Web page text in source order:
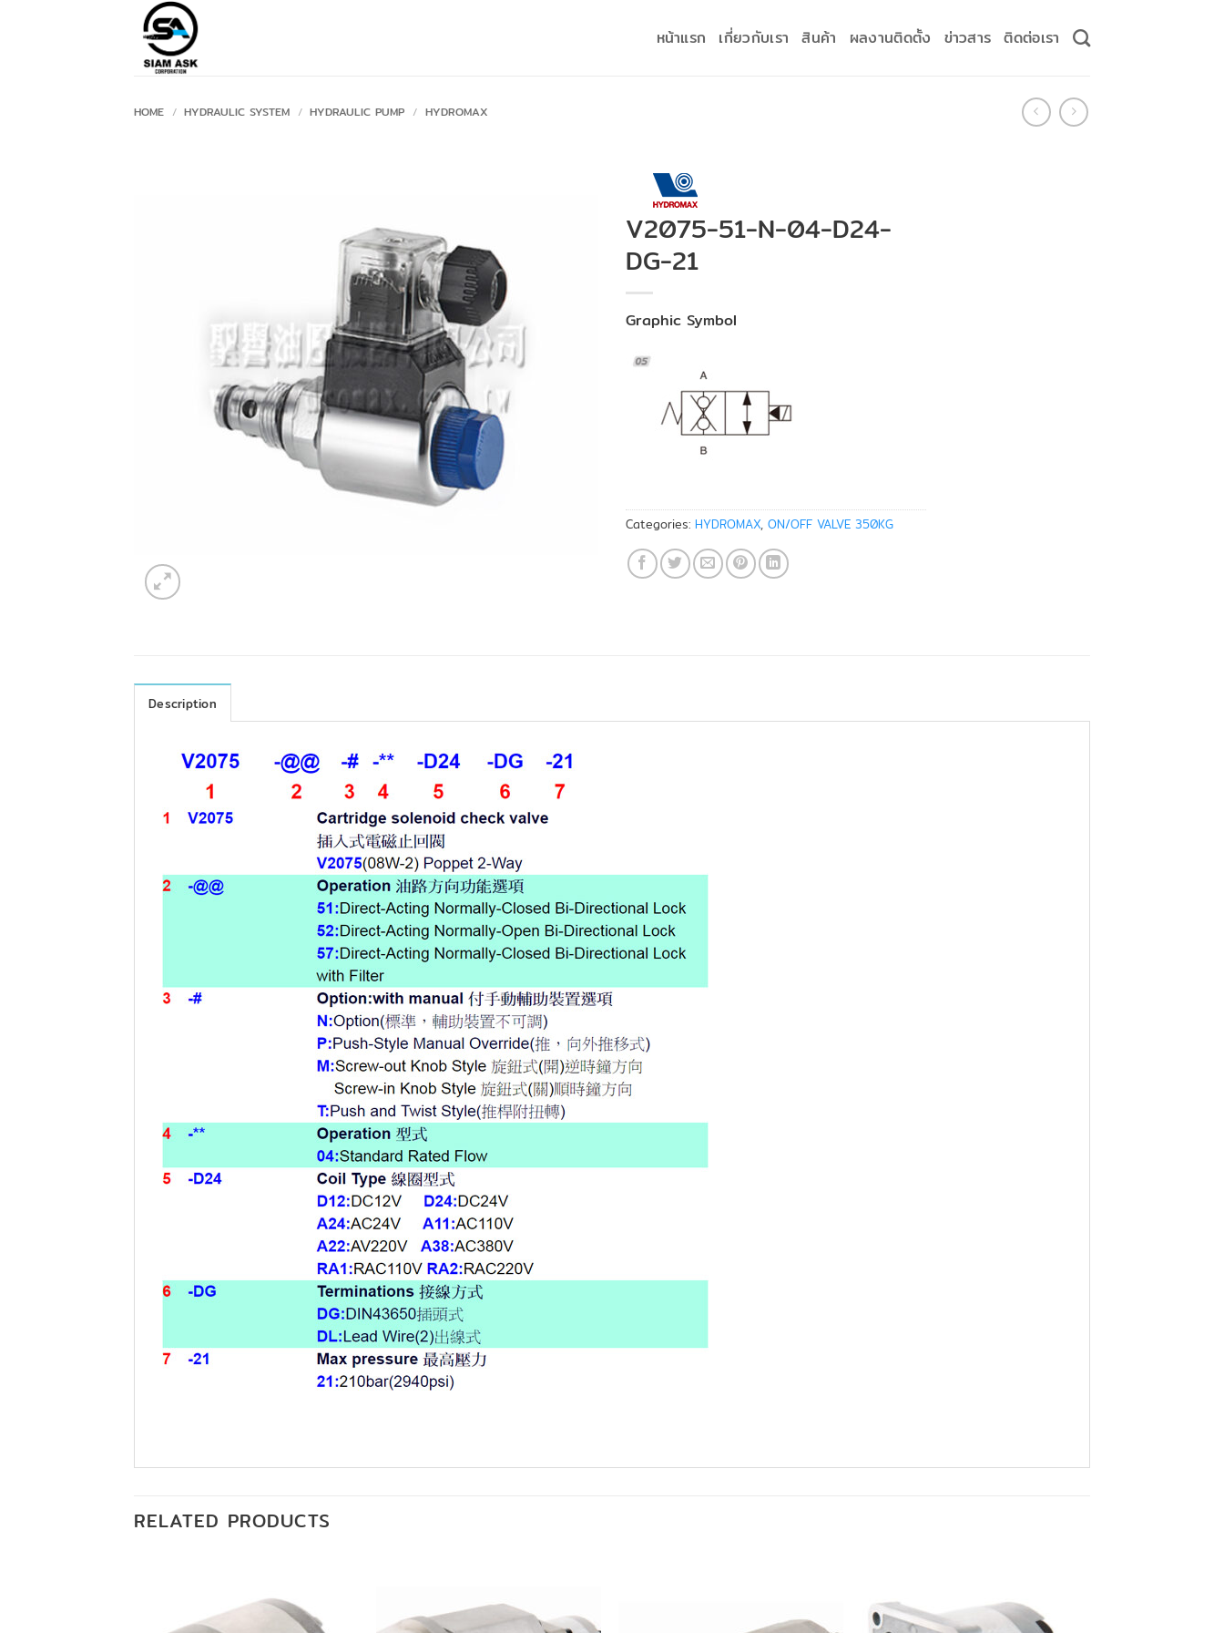
หน้าแรก เกี่ยวกับเรา สินค้า ผลงานติดตั้ง ข่าวสาร ติดต่อเรา
HOME / HYDRAULIC SYSTEM / HYDRAULIC PUMP / HYDROMAX
V2075-51-N-04-D24-
DG-21
Graphic Symbol
Categories: HYDROMAX, ON/OFF VALVE 350KG
Description
RELATED PRODUCTS